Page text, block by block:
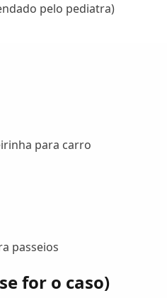
pelo pediatra)
para carro
passeios
for o caso)